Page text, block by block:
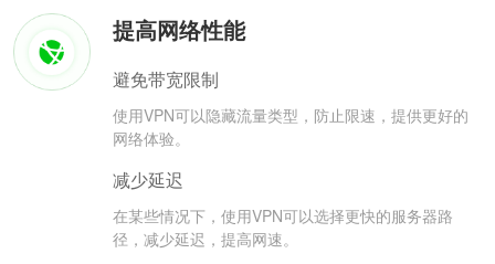
提高网络性能
避免带宽限制
使用VPN可以隐藏流量类型，防止限速，提供更好的
网络体验。
减少延迟
在某些情况下，使用VPN可以选择更快的服务器路
径，减少延迟，提高网速。